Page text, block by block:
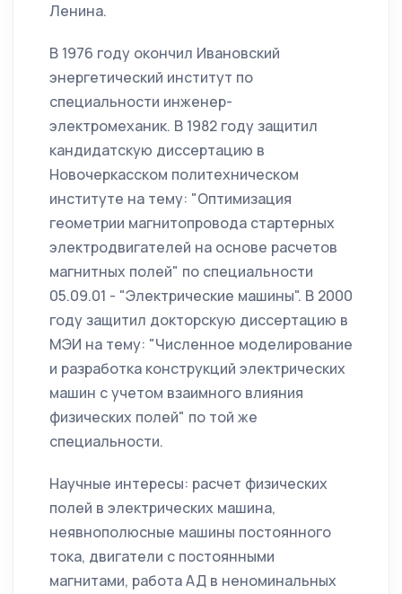
Ленина.
В 1976 году окончил Ивановский
энергетический институт по
специальности инженер-
электромеханик. В 1982 году защитил
кандидатскую диссертацию в
Новочеркасском политехническом
институте на тему: "Оптимизация
геометрии магнитопровода стартерных
электродвигателей на основе расчетов
магнитных полей" по специальности
05.09.01 - "Электрические машины". В 2000
году защитил докторскую диссертацию в
МЭИ на тему: "Численное моделирование
и разработка конструкций электрических
машин с учетом взаимного влияния
физических полей" по той же
специальности.
Научные интересы: расчет физических
полей в электрических машина,
неявнополюсные машины постоянного
тока, двигатели с постоянными
магнитами, работа АД в неноминальных